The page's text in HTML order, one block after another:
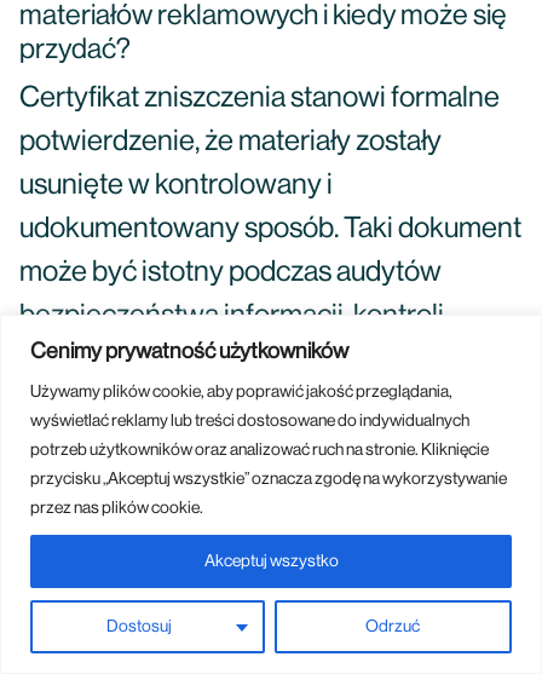
Cenimy prywatność użytkowników
Używamy plików cookie, aby poprawić jakość przeglądania,
wyświetlać reklamy lub treści dostosowane do indywidualnych
potrzeb użytkowników oraz analizować ruch na stronie. Kliknięcie
przycisku „Akceptuj wszystkie” oznacza zgodę na wykorzystywanie
przez nas plików cookie.
Dostosuj Odrzuć
Akceptuj wszystko
materiałów reklamowych i kiedy może się
przydać?
Certyfikat zniszczenia stanowi formalne
potwierdzenie, że materiały zostały
usunięte w kontrolowany i
udokumentowany sposób. Taki dokument
może być istotny podczas audytów
bezpieczeństwa informacji, kontroli
zgodności z procedurami lub
wewnętrznego rozliczania obiegu
dokumentów i nośników. Dodatkowo
ułatwia wykazanie, że organizacja
dochowała należytej staranności w
ochronie poufnych treści
marketingowych.